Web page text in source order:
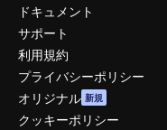
ドキュメント
サポート
利用規約
プライバシーポリシー
オリジナル 新規
クッキーポリシー